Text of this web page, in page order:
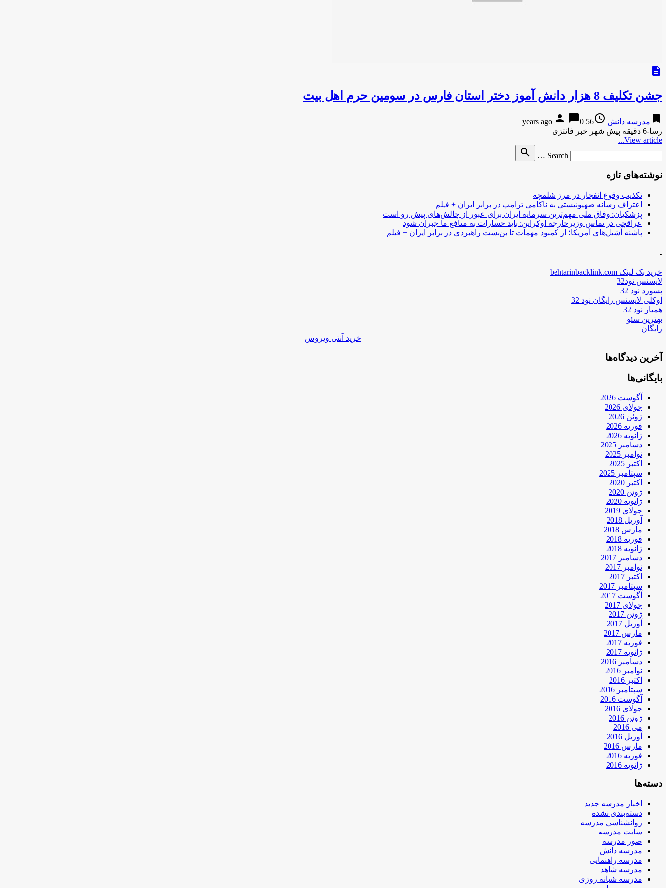
description
جشن تکلیف 8 هزار دانش آموز دختر استان فارس در سومین حرم اهل بیت
bookmark مدرسه دانش access_time
56 years ago
person chat_bubble0
رسا-6 دقیقه پیش شهر خبر فانتزی
View article...
Search …
search
نوشته‌های تازه
تکذیب وقوع انفجار در مرز شلمچه
اعتراف رسانه صهیونیستی به ناکامی ترامپ در برابر ایران + فیلم
پزشکیان: وفاق ملی مهم‌ترین سرمایه ایران برای عبور از چالش‌های پیش رو است
عراقچی در تماس وزیرخارجه اوکراین: باید خسارات به منافع ما جبران شود
پاشنه آشیل‌های آمریکا؛ از کمبود مهمات تا بن‌بست راهبردی در برابر ایران + فیلم
.
خرید بک لینک behtarinbacklink.com
لایسنس نود32
پسورد نود 32
اوکلی لایسنس رایگان نود 32
همیار نود 32
بهترین سئو
رایگان
خرید آنتی ویروس
آخرین دیدگاه‌ها
بایگانی‌ها
آگوست 2026
جولای 2026
ژوئن 2026
فوریه 2026
ژانویه 2026
دسامبر 2025
نوامبر 2025
اکتبر 2025
سپتامبر 2025
اکتبر 2020
ژوئن 2020
ژانویه 2020
جولای 2019
آوریل 2018
مارس 2018
فوریه 2018
ژانویه 2018
دسامبر 2017
نوامبر 2017
اکتبر 2017
سپتامبر 2017
آگوست 2017
جولای 2017
ژوئن 2017
آوریل 2017
مارس 2017
فوریه 2017
ژانویه 2017
دسامبر 2016
نوامبر 2016
اکتبر 2016
سپتامبر 2016
آگوست 2016
جولای 2016
ژوئن 2016
می 2016
آوریل 2016
مارس 2016
فوریه 2016
ژانویه 2016
دسته‌ها
اخبار مدرسه جدید
دسته‌بندی نشده
روانشناسی مدرسه
سایت مدرسه
صور مدرسه
مدرسه دانش
مدرسه راهنمایی
مدرسه شاهد
مدرسه شبانه روزی